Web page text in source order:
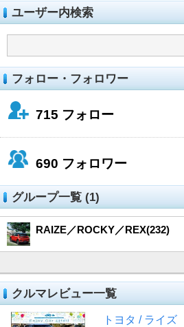
ユーザー内検索
フォロー・フォロワー
715 フォロー
690 フォロワー
グループ一覧 (1)
RAIZE／ROCKY／REX(232)
クルマレビュー一覧
トヨタ / ライズ